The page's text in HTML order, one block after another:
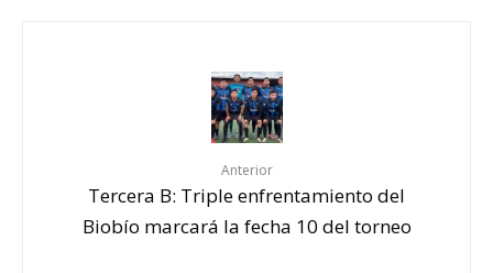
Anterior
Tercera B: Triple enfrentamiento del
Biobío marcará la fecha 10 del torneo